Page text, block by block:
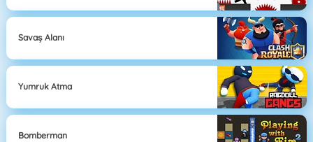
Savaş Alanı
Yumruk Atma
Bomberman